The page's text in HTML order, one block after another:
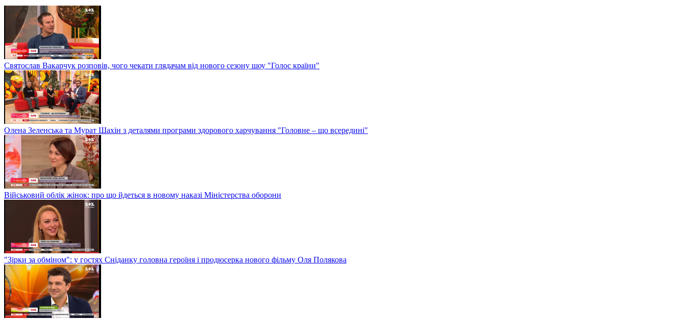
Святослав Вакарчук розповів, чого чекати глядачам від нового сезону шоу "Голос країни"
Олена Зеленська та Мурат Шахін з деталями програми здорового харчування "Головне – що всередині"
Військовий облік жінок: про що йдеться в новому наказі Міністерства оборони
"Зірки за обміном": у гостях Сніданку головна героїня і продюсерка нового фільму Оля Полякова